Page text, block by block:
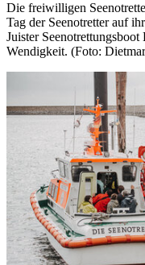
Die freiwilligen
Tag der Seenotretter auf
Juister
Wendigkeit. (Foto: